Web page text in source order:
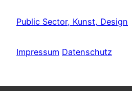
Public Sector, Kunst, Design
Impressum Datenschutz